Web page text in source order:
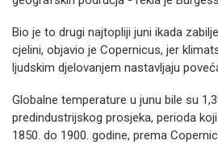
Bio je to drugi najtopliji juni ikada
cjelini, objavio je Copernicus, jer
ljudskim djelovanjem nastavljaju
Globalne temperature u junu bile su
predindustrijskog prosjeka, perioda
1850. do 1900. godine, prema